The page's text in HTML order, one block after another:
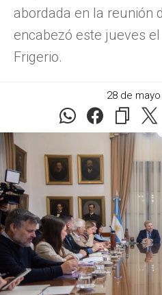
abordada en la reunión
encabezó este jueves
Frigerio.
28 de